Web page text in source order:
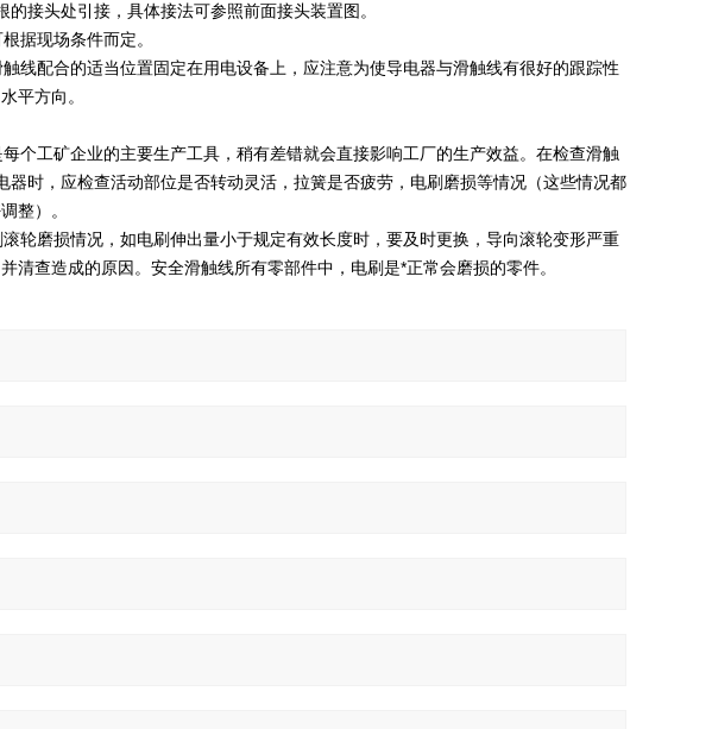
接头处引接，具体接法可参照前面接头装置图。
据现场条件而定。
线配合的适当位置固定在用电设备上，应注意为使导电器与滑触线有很好的跟踪性
平方向。
个工矿企业的主要生产工具，稍有差错就会直接影响工厂的生产效益。在检查滑触
时，应检查活动部位是否转动灵活，拉簧是否疲劳，电刷磨损等情况（这些情况都
整）。
轮磨损情况，如电刷伸出量小于规定有效长度时，要及时更换，导向滚轮变形严重
清查造成的原因。安全滑触线所有零部件中，电刷是*正常会磨损的零件。